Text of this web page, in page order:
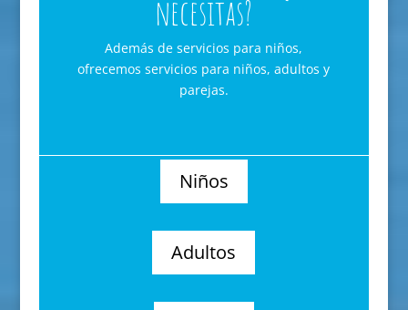
necesitas?
Además de servicios para niños,
ofrecemos servicios para niños, adultos y
parejas.
Niños
Adultos